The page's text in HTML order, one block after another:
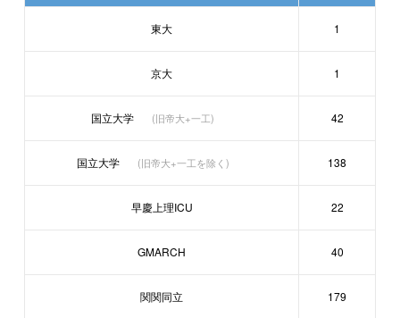
東大 1
京大 1
国立大学 (旧帝大+一工) 42
国立大学 (旧帝大+一工を除く) 138
早慶上理ICU 22
GMARCH 40
関関同立 179